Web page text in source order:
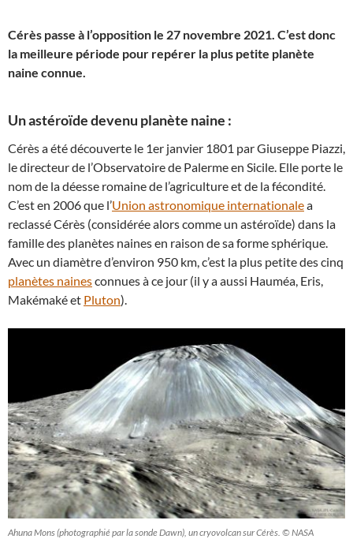
Cérès passe à l’opposition le 27 novembre 2021. C’est donc
la meilleure période pour repérer la plus petite planète
naine connue.
Un astéroïde devenu planète naine :
Cérès a été découverte le 1er janvier 1801 par Giuseppe Piazzi,
le directeur de l’Observatoire de Palerme en Sicile. Elle porte le
nom de la déesse romaine de l’agriculture et de la fécondité.
C’est en 2006 que l’Union astronomique internationalea
reclassé Cérès (considérée alors comme un astéroïde) dans la
famille des planètes naines en raison de sa forme sphérique.
Avec un diamètre d’environ 950 km, c’est la plus petite des cinq
planètes nainesconnues à ce jour (il y a aussi Hauméa, Eris,
Makémaké et Pluton).
Ahuna Mons (photographié par la sonde Dawn), un cryovolcan sur Cérès. © NASA